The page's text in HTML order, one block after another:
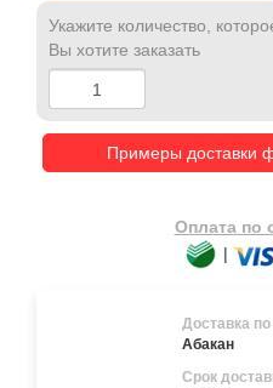
Укажите количество,
Вы хотите заказать
Примеры доставки
Оплата по
|
Доставка
Абакан
Срок